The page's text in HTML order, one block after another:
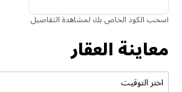
اسحب الكود الخاص بك لمشاهدة التفاصيل
معاينة العقار
اختر التوقيت